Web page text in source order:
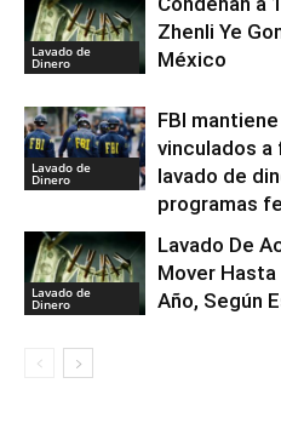
Lavado de
Dinero
Zhenli Ye
México
Lavado de
Dinero
FBI
vinculados a
lavado de
programas
Lavado de
Dinero
Lavado De
Mover Hasta
Año, Según